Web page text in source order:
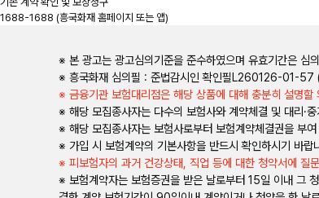
1688-1688 (흥국화재 홈페이지 또는 앱)
※ 본 광고는 광고심의기준을 준수하였으며 유효기간은 심
※ 흥국화재 심의필 : 준법감시인 확인필L260126-
※ 금융기관 보험대리점은 해당 상품에 대해 충분히 설명
※ 해당 모집종사자는 다수의 보험사와 계약체결 및 대리·
※ 해당 모집종사자는 보험사로부터 보험계약체결권을 부
※ 가입 시 보험계약의 기본사항을 반드시 확인하시기 바
※ 피보험자의 과거 건강상태, 직업 등에 대한 청약서에 질
※ 보험계약자는 보험증권을 받은 날로부터 15일 이내 그